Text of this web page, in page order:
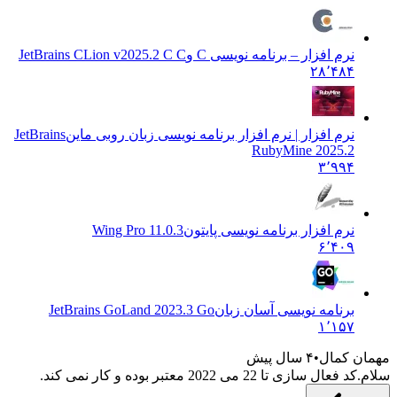
نرم افزار – برنامه نویسی C و
JetBrains CLion v2025.2 C C
۲۸٬۴۸۴
نرم افزار | نرم افزار برنامه نویسی زبان روبی ماینJetBrains
RubyMine 2025.2
نرم افزار برنامه نویسی پایتون Wing Pro 11.0.3
برنامه نویسی آسان زبانJetBrains GoLand 2023.3 Go
کمال
۴ سال پیش
تا 22 می 2022 معتبر بوده و کار نمی کند.